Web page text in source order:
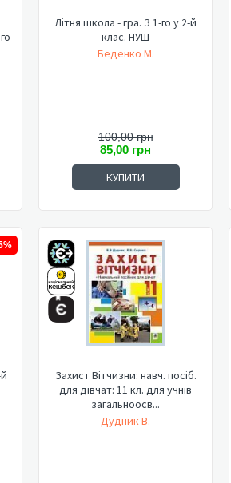
Літня школа - гра. З 1-го у 2-й
клас. НУШ
Беденко М.
100,00 грн
85,00 грн
КУПИТИ
Захист Вітчизни: навч. посіб.
для дівчат: 11 кл. для учнів
загальноосв...
Дудник В.